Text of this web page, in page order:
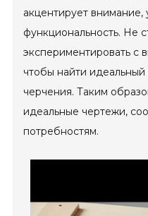
акцентирует внимание,
функциональность. Не
экспериментировать с
чтобы найти
черчения. Таким
идеальные чертежи,
потребностям.